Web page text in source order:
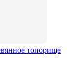
топорище